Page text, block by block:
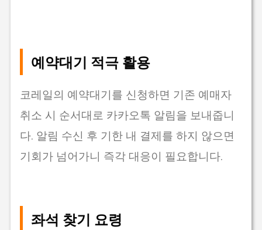
예약대기 적극 활용
코레일의 예약대기를 신청하면 기존 예매자
취소 시 순서대로 카카오톡 알림을 보내줍니
다. 알림 수신 후 기한 내 결제를 하지 않으면
기회가 넘어가니 즉각 대응이 필요합니다.
좌석 찾기 요령